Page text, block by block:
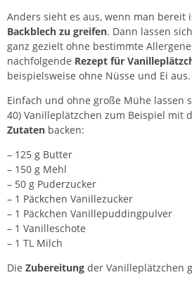
Anders sieht es aus, wenn man bereit
Backblech zu greifen. Dann lassen
ganz gezielt ohne bestimmte
nachfolgende Rezept für
beispielsweise ohne Nüsse und Ei aus.
Einfach und ohne große Mühe lassen
40) Vanilleplätzchen zum Beispiel mit
Zutaten backen:
– 125 g Butter
– 150 g Mehl
– 50 g Puderzucker
– 1 Päckchen Vanillezucker
– 1 Päckchen Vanillepuddingpulver
– 1 Vanilleschote
– 1 TL Milch
Die Zubereitung der Vanilleplätzchen